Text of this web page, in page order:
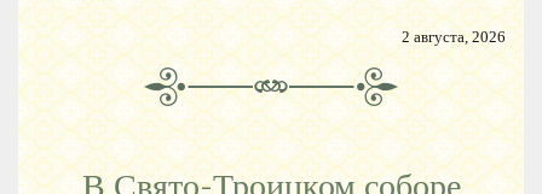
2 августа, 2026